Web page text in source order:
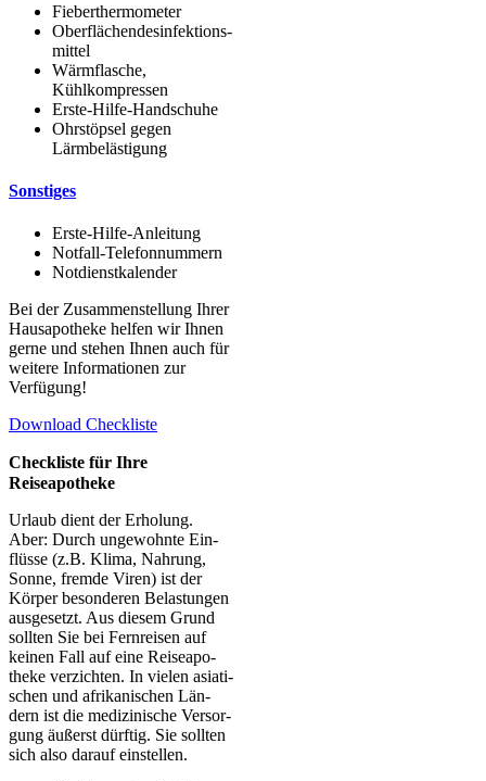
Fie­ber­ther­mo­me­ter
Ober­flä­chen­des­in­fek­ti­ons­
mit­tel
Wärm­fla­sche,
Kühlkompressen
Ers­te-Hil­fe-Hand­schu­he
Ohr­stöp­sel gegen
Lärmbelästigung
Sons­ti­ges
Ers­te-Hil­fe-Anlei­tung
Not­fall-Tele­fon­num­mern
Not­dienst­ka­len­der
Bei der Zusam­men­stel­lung Ihrer
Haus­apo­the­ke hel­fen wir Ihnen
ger­ne und ste­hen Ihnen auch für
wei­te­re Infor­ma­tio­nen zur
Verfügung!
Down­load Checkliste
Check­lis­te für Ihre
Reiseapotheke
Urlaub dient der Erho­lung.
Aber: Durch unge­wohn­te Ein­
flüs­se (z.B. Kli­ma, Nah­rung,
Son­ne, frem­de Viren) ist der
Kör­per beson­de­ren Belas­tun­gen
aus­ge­setzt. Aus die­sem Grund
soll­ten Sie bei Fern­rei­sen auf
kei­nen Fall auf eine Rei­se­apo­
the­ke ver­zich­ten. In vie­len asia­ti­
schen und afri­ka­ni­schen Län­
dern ist die medi­zi­ni­sche Ver­sor­
gung äußerst dürf­tig. Sie soll­ten
sich also dar­auf einstellen.